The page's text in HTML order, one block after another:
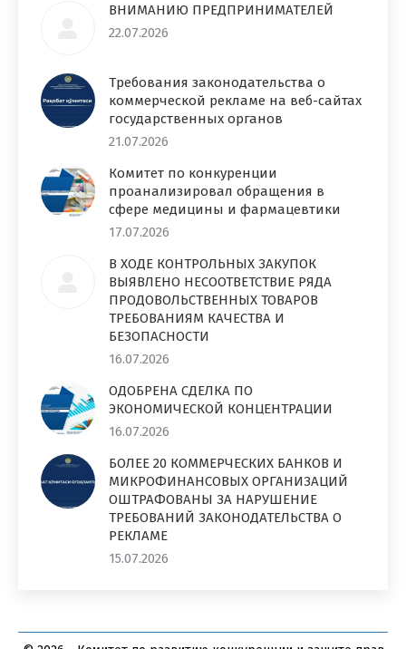
ВНИМАНИЮ ПРЕДПРИНИМАТЕЛЕЙ
22.07.2026
Требования законодательства о
коммерческой рекламе на веб-сайтах
государственных органов
21.07.2026
Комитет по конкуренции
проанализировал обращения в
сфере медицины и фармацевтики
17.07.2026
В ХОДЕ КОНТРОЛЬНЫХ ЗАКУПОК
ВЫЯВЛЕНО НЕСООТВЕТСТВИЕ РЯДА
ПРОДОВОЛЬСТВЕННЫХ ТОВАРОВ
ТРЕБОВАНИЯМ КАЧЕСТВА И
БЕЗОПАСНОСТИ
16.07.2026
ОДОБРЕНА СДЕЛКА ПО
ЭКОНОМИЧЕСКОЙ КОНЦЕНТРАЦИИ
16.07.2026
БОЛЕЕ 20 КОММЕРЧЕСКИХ БАНКОВ И
МИКРОФИНАНСОВЫХ ОРГАНИЗАЦИЙ
ОШТРАФОВАНЫ ЗА НАРУШЕНИЕ
ТРЕБОВАНИЙ ЗАКОНОДАТЕЛЬСТВА О
РЕКЛАМЕ
15.07.2026